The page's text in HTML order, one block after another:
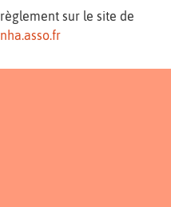
sur le site de